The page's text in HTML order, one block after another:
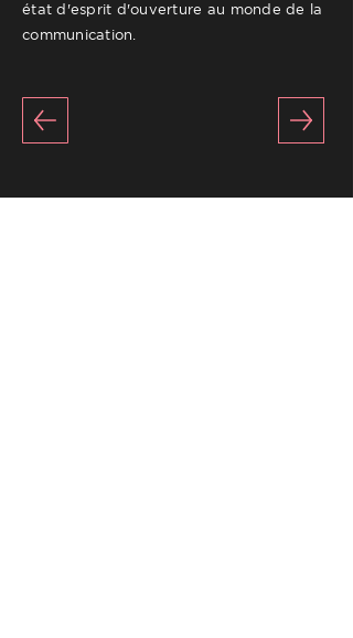
état d'esprit d'ouverture au monde de la
communication.